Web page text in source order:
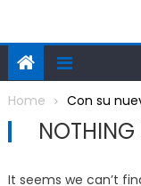
Home Con su
It seems we can’t